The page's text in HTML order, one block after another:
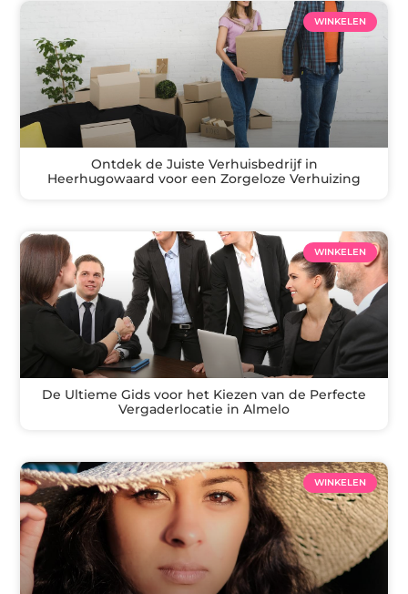
WINKELEN
Ontdek de Juiste Verhuisbedrijf in
Heerhugowaard voor een Zorgeloze Verhuizing
WINKELEN
De Ultieme Gids voor het Kiezen van de Perfecte
Vergaderlocatie in Almelo
WINKELEN